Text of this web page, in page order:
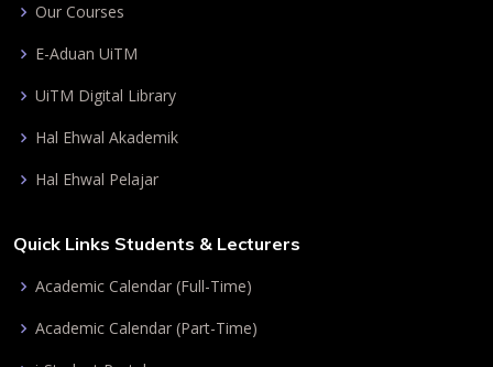
Our Courses
E-Aduan UiTM
UiTM Digital Library
Hal Ehwal Akademik
Hal Ehwal Pelajar
Quick Links Students & Lecturers
Academic Calendar (Full-Time)
Academic Calendar (Part-Time)